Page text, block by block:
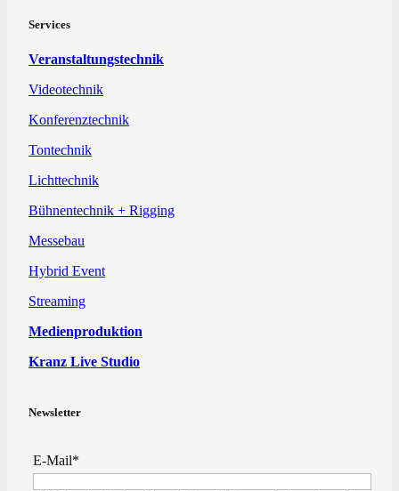
Services
Veranstaltungstechnik
Videotechnik
Konferenztechnik
Tontechnik
Lichttechnik
Bühnentechnik + Rigging
Messebau
Hybrid Event
Streaming
Medienproduktion
Kranz Live Studio
Newsletter
E-Mail*